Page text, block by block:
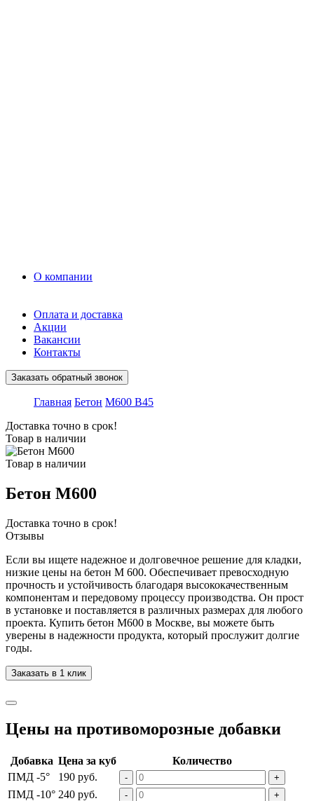
О компании
Оплата и доставка
Акции
Вакансии
Контакты
Заказать обратный звонок
Главная Бетон М600 В45
Доставка точно в срок!
Товар в наличии
Товар в наличии
Бетон М600
Доставка точно в срок!
Отзывы
Если вы ищете надежное и долговечное решение для кладки,
низкие цены на бетон М 600. Обеспечивает превосходную
прочность и устойчивость благодаря высококачественным
компонентам и передовому процессу производства. Он прост
в установке и поставляется в различных размерах для любого
проекта. Купить бетон М600 в Москве, вы можете быть
уверены в надежности продукта, который прослужит долгие
годы.
Заказать в 1 клик
Цены на противоморозные добавки
Добавка Цена за куб
Количество
ПМД -5°
190 руб. - +
ПМД -10° 240 руб. - +